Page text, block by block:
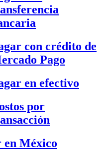
con crédito de
Pago
en efectivo
por
en México